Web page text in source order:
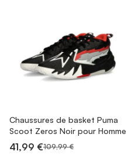
Chaussures de basket Puma
Scoot Zeros Noir pour Homme
41,99 €109,99 €